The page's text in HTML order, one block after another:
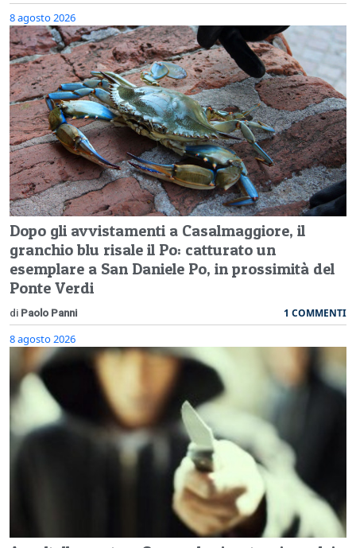
8 agosto 2026
Dopo gli avvistamenti a Casalmaggiore, il
granchio blu risale il Po: catturato un
esemplare a San Daniele Po, in prossimità del
Ponte Verdi
di Paolo Panni 1 COMMENTI
8 agosto 2026